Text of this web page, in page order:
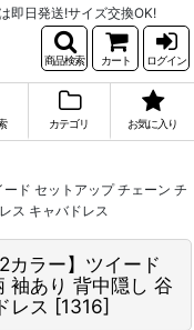
即日発送!サイズ交換OK!
商品検索 カート ログイン
カテゴリ お気に入り
ド セットアップ チェーン チ
ス キャバドレス
カラー】ツイード
袖あり 背中隠し 谷
レス [1316]